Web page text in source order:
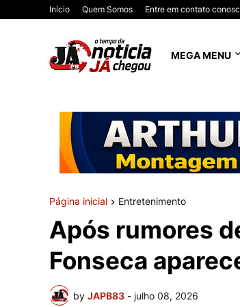
Início Quem Somos Entre em contato
MEGA MENU
Página inicial Entretenimento
Após rumores
Fonseca
by JAPB83 - julho 08, 2026